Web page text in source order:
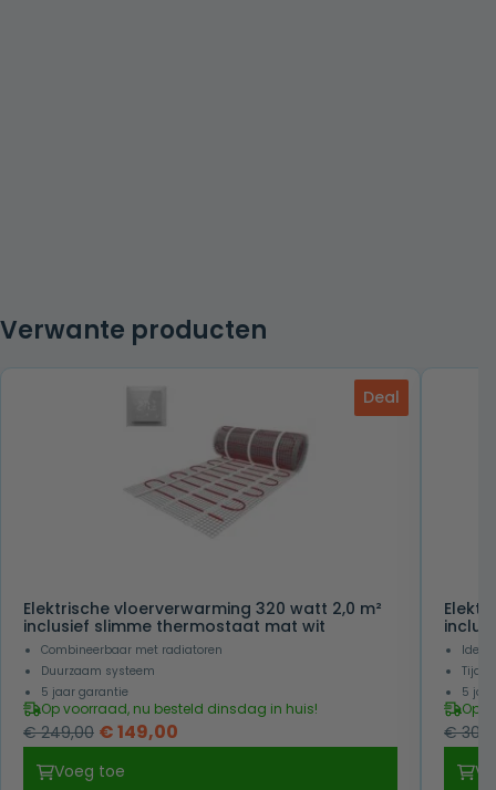
Verwante producten
Elektrische vloerverwarming 320 watt 2,0 m²
inclusief slimme thermostaat mat wit
Combineerbaar met radiatoren
Duurzaam systeem
5 jaar garantie
Op voorraad, nu besteld dinsdag in huis!
€249,00 Oorspronkelijke
€149,00
Voeg toe
Deal
5
Op
€